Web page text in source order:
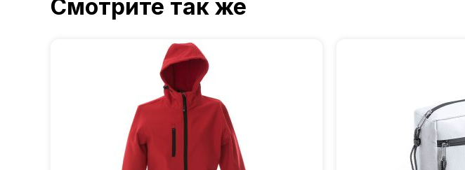
Смотрите так же